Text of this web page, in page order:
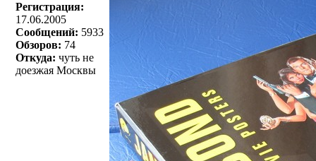
Регистрация:
17.06.2005
Сообщений: 5933
Обзоров: 74
Откуда: чуть не
доезжая Москвы